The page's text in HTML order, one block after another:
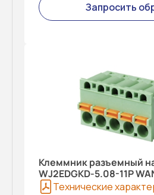
Запросить
Клеммник разъемный
WJ2EDGKD-5.08-11P
Технические